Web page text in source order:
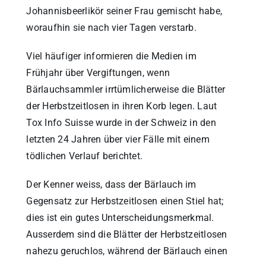
Johannisbeerlikör seiner Frau gemischt habe,
woraufhin sie nach vier Tagen verstarb.
Viel häufiger informieren die Medien im
Frühjahr über Vergiftungen, wenn
Bärlauchsammler irrtümlicherweise die Blätter
der Herbstzeitlosen in ihren Korb legen. Laut
Tox Info Suisse wurde in der Schweiz in den
letzten 24 Jahren über vier Fälle mit einem
tödlichen Verlauf berichtet.
Der Kenner weiss, dass der Bärlauch im
Gegensatz zur Herbstzeitlosen einen Stiel hat;
dies ist ein gutes Unterscheidungsmerkmal.
Ausserdem sind die Blätter der Herbstzeitlosen
nahezu geruchlos, während der Bärlauch einen